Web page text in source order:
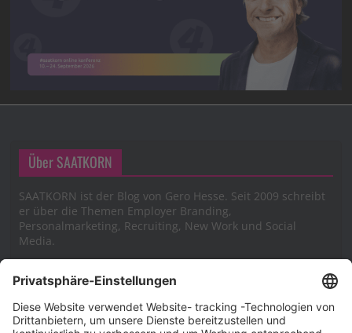
Über SAATKORN
SAATKORN ist der Blog von Gero Hesse. Seit 2009 schreibt
er über die Themen Employer Branding,
Personalmarketing, Recruiting, New Work und Social
Media.
Impressum